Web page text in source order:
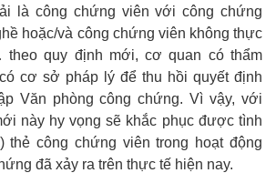
là công chứng viên với công chứng
hoặc/và công chứng viên không thực
quy định mới, cơ quan có thẩm
cơ sở pháp lý để thu hồi quyết định
Văn phòng công chứng. Vì vậy, với
này hy vọng sẽ khắc phục được tình
thẻ công chứng viên trong hoạt động
đã xảy ra trên thực tế hiện nay.